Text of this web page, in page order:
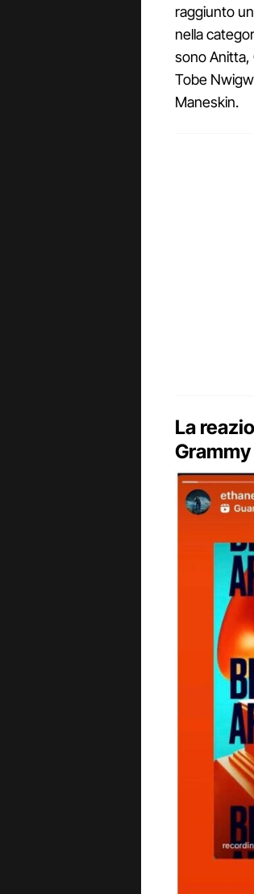
raggiunto
nella
sono Anitta,
Tobe
Maneskin.
La